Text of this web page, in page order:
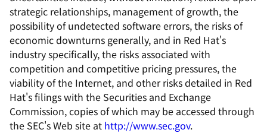
strategic relationships, management of growth, the
possibility of undetected software errors, the risks of
economic downturns generally, and in Red Hat's
industry specifically, the risks associated with
competition and competitive pricing pressures, the
viability of the Internet, and other risks detailed in Red
Hat's filings with the Securities and Exchange
Commission, copies of which may be accessed through
the SEC's Web site at http://www.sec.gov.